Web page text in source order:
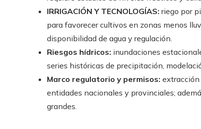
IRRIGACIÓN Y TECNOLOGÍAS: riego por
para favorecer cultivos en zonas menos
disponibilidad de agua y regulación.
Riesgos hídricos: inundaciones
series históricas de precipitación,
Marco regulatorio y permisos: extracción
entidades nacionales y provinciales;
grandes.